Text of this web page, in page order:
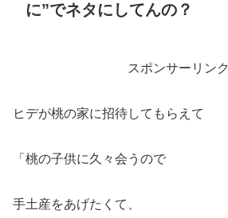
に”でネタにしてんの？
スポンサーリンク
ヒデが桃の家に招待してもらえて
「桃の子供に久々会うので
手土産をあげたくて、